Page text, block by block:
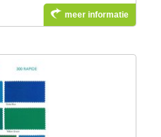
meer informatie